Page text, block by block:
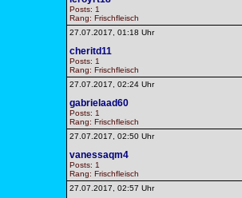
Posts: 1
Rang: Frischfleisch
27.07.2017, 01:18 Uhr
cheritd11
Posts: 1
Rang: Frischfleisch
27.07.2017, 02:24 Uhr
gabrielaad60
Posts: 1
Rang: Frischfleisch
27.07.2017, 02:50 Uhr
vanessaqm4
Posts: 1
Rang: Frischfleisch
27.07.2017, 02:57 Uhr